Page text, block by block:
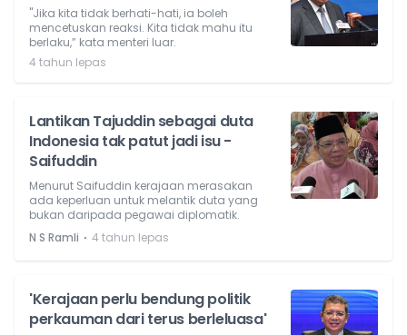
"Jika kita tidak berhati-hati, ia boleh
mencetuskan reaksi. Kita tidak mahu itu
berlaku,” kata menteri luar.
4 tahun lepas
Lantikan Tajuddin sebagai duta
Indonesia tak patut jadi isu -
Saifuddin
Menurut Saifuddin kerajaan merasakan
ada keperluan untuk melantik duta yang
bukan daripada pegawai diplomatik.
N S Ramli ⋅ 4 tahun lepas
'Kerajaan perlu bendung politik
perkauman dari terus berleluasa'